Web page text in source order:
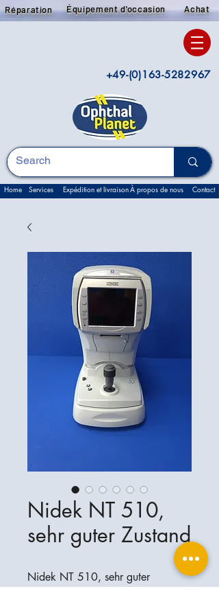
Réparation Équipement d'occasion Achat
+49-(0)163-5282967
Home Services Expédition et livraisonÀ propos de nous Contact
Nidek NT 510,
sehr guter Zustand
Nidek NT 510, sehr guter